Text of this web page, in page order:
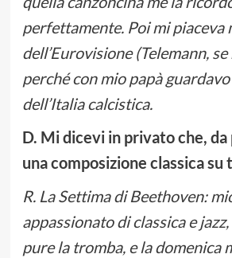
perfettamente. Poi mi piaceva
dell’Eurovisione (Telemann,
perché con mio papà
dell’Italia calcistica.
D. Mi dicevi in privato che, da
una composizione classica
R. La Settima di Beethoven:
appassionato di classica e
pure la tromba, e la domenica